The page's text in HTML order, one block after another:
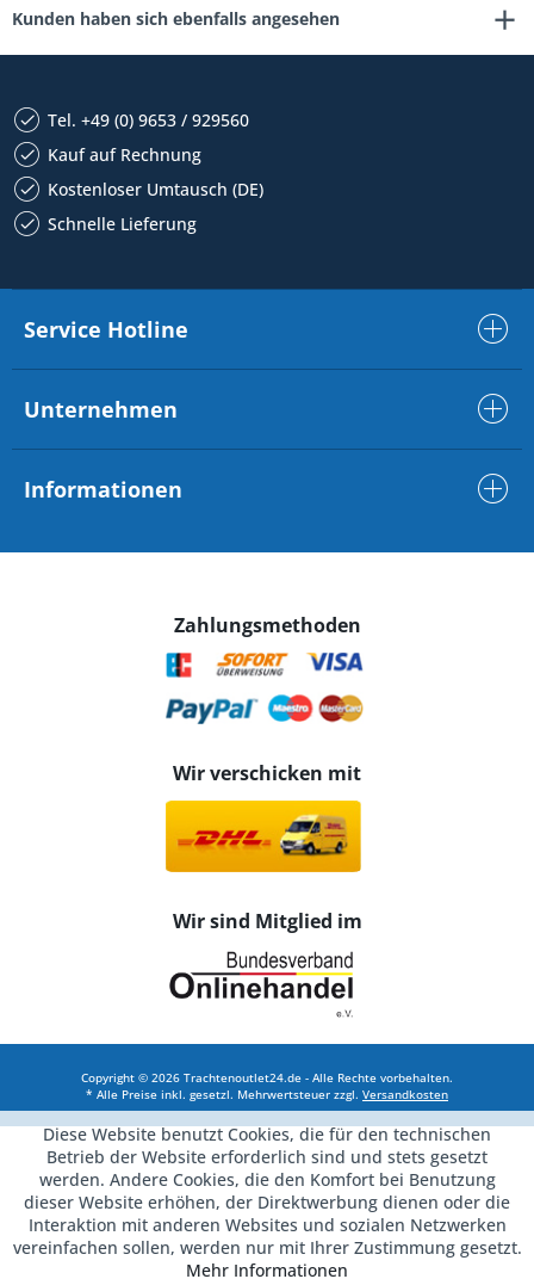
Kunden haben sich ebenfalls angesehen
Tel. +49 (0) 9653 / 929560
Kauf auf Rechnung
Kostenloser Umtausch (DE)
Schnelle Lieferung
Service Hotline
Unternehmen
Informationen
Zahlungsmethoden
Wir verschicken mit
Wir sind Mitglied im
Copyright © 2026 Trachtenoutlet24.de - Alle Rechte vorbehalten.
* Alle Preise inkl. gesetzl. Mehrwertsteuer zzgl. Versandkosten
Diese Website benutzt Cookies, die für den technischen
Betrieb der Website erforderlich sind und stets gesetzt
werden. Andere Cookies, die den Komfort bei Benutzung
dieser Website erhöhen, der Direktwerbung dienen oder die
Interaktion mit anderen Websites und sozialen Netzwerken
vereinfachen sollen, werden nur mit Ihrer Zustimmung gesetzt.
Mehr Informationen